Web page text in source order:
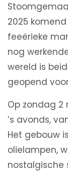
2025
feeërieke
nog
wereld is
geopend
Op zondag
’s avonds,
Het gebouw
olielampen,
nostalgische